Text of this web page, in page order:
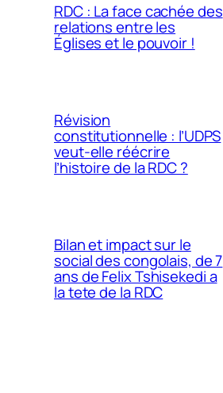
RDC : La face cachée des
relations entre les
Églises et le pouvoir !
Révision
constitutionnelle : l’UDPS
veut-elle réécrire
l’histoire de la RDC ?
Bilan et impact sur le
social des congolais, de 7
ans de Felix Tshisekedi a
la tete de la RDC